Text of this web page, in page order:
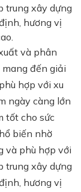
trung xây dựng
hương vị
và phân
đến giải
hợp với xu
ngày càng lớn
tốt cho sức
biến nhờ
và phù hợp với
trung xây dựng
hương vị